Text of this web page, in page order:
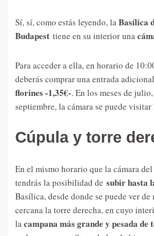
Sí, sí, como estás leyendo, laBasílica
Budapest tiene en su interior una
Para acceder a ella, en horario de
deberás comprar una entrada
florines -1,35€-. En los meses de
septiembre, la cámara se puede
Cúpula y torre
En el mismo horario que la cámara
tendrás la posibilidad de subir hasta
Basílica, desde donde se puede ver de
cercana la torre derecha, en cuyo
lacampana más grande y pesada de